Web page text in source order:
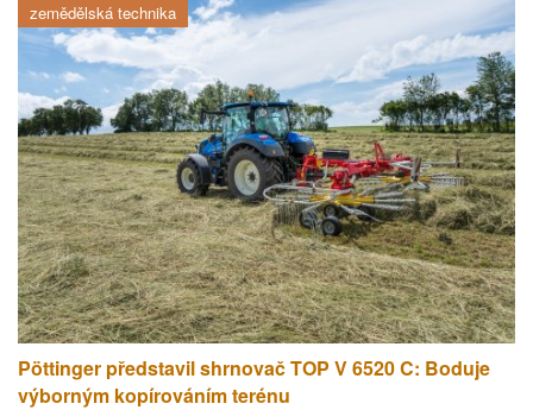
zemědělská technika
Pöttinger představil shrnovač TOP V 6520 C: Boduje
výborným kopírováním terénu